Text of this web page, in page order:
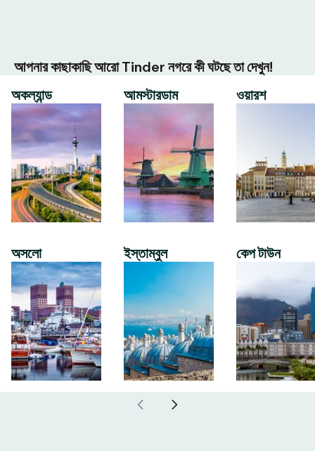
আপনার কাছাকাছি আরো Tinder নগরে কী ঘটছে তা দেখুন!
অকল্যান্ড
অসলো
আমস্টারডাম
ইস্তাম্বুল
ওয়ারশ
কেপ টাউন